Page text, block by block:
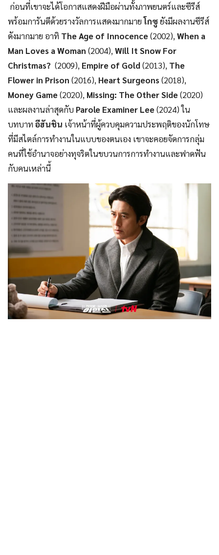
ก่อนที่เขาจะได้โอกาสแสดงฝีมือผ่านทั้งภาพยนตร์และซีรีส์
พร้อมการันตีด้วยรางวัลการแสดงมากมายโกซูยังมีผลงานซีรีส์
ดังมากมาย อาทิ The Age of Innocence(2002), When a
Man Loves a Woman (2004), Will It Snow For
Christmas? (2009), Empire of Gold(2013), The
Flower in Prison (2016), Heart Surgeons(2018),
Money Game(2020), Missing: The Other Side(2020)
และผลงานล่าสุดกับ Parole Examiner Lee(2024) ใน
บทบาทอีฮันชิน เจ้าหน้าที่ผู้ควบคุมความประพฤติของนักโทษ
ที่มีสไตล์การทำงานในแบบของตนเอง เขาจะคอยจัดการกลุ่ม
คนที่ใช้อำนาจอย่างทุจริตในขบวนการการทำงานและฟาดฟัน
กับคนเหล่านี้